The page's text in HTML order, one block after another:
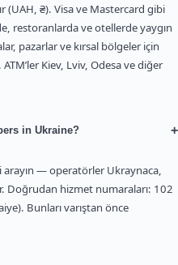
(UAH, ₴). Visa ve Mastercard gibi
restoranlarda ve otellerde yaygın
pazarlar ve kırsal bölgeler için
Kiev, Lviv, Odesa ve diğer
in Ukraine? +
arayın — operatörler Ukraynaca,
Doğrudan hizmet numaraları: 102
Bunları varıştan önce